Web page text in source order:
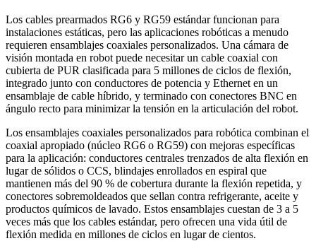
Los cables prearmados RG6 y RG59 estándar funcionan para
instalaciones estáticas, pero las aplicaciones robóticas a menudo
requieren ensamblajes coaxiales personalizados. Una cámara de
visión montada en robot puede necesitar un cable coaxial con
cubierta de PUR clasificada para 5 millones de ciclos de flexión,
integrado junto con conductores de potencia y Ethernet en un
ensamblaje de cable híbrido, y terminado con conectores BNC en
ángulo recto para minimizar la tensión en la articulación del robot.
Los ensamblajes coaxiales personalizados para robótica combinan el
coaxial apropiado (núcleo RG6 o RG59) con mejoras específicas
para la aplicación: conductores centrales trenzados de alta flexión en
lugar de sólidos o CCS, blindajes enrollados en espiral que
mantienen más del 90 % de cobertura durante la flexión repetida, y
conectores sobremoldeados que sellan contra refrigerante, aceite y
productos químicos de lavado. Estos ensamblajes cuestan de 3 a 5
veces más que los cables estándar, pero ofrecen una vida útil de
flexión medida en millones de ciclos en lugar de cientos.